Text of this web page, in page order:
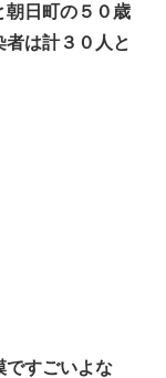
朝日町の５０歳
は計３０人と
ですごいよな